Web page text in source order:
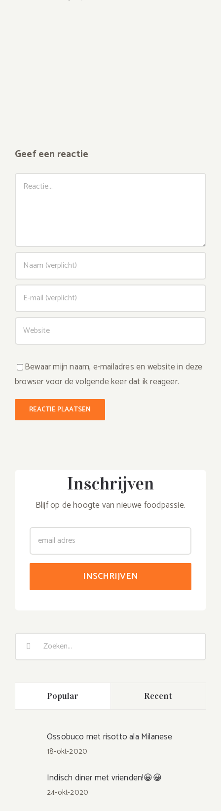
Geef een reactie
Reactie
Bewaar mijn naam, e-mailadres en website in deze
browser voor de volgende keer dat ik reageer.
Inschrijven
Blijf op de hoogte van nieuwe foodpassie.
Zoeken
Popular Recent
Ossobuco met risotto ala Milanese
18-okt-2020
Indisch diner met vrienden!😀😀
24-okt-2020